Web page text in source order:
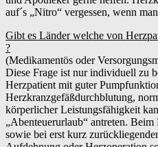
auf´s „Nitro“ vergessen, wenn
Gibt es Länder welche von
?
(Medikamentös oder
Diese Frage ist nur individuell zu
Herzpatient mit guter
Herzkranzgefäßdurchblutung,
körperlicher Leistungsfähigkeit
„Abenteuerurlaub“ antreten.
sowie bei erst kurz